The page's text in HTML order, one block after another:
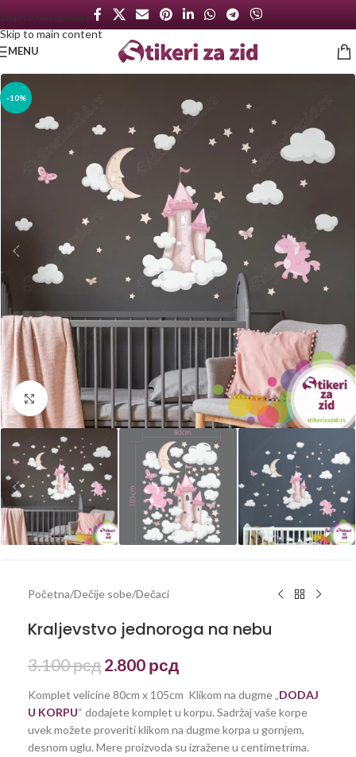
Skip to navigation
Skip to main content
MENU
-10%
Kliknite za uvećanje
Početna/Dečije sobe/Dečaci
Kraljevstvo jednoroga na nebu
3.100рсд 2.800 рсд
Komplet velicine 80cm x 105cm Klikom na dugme „DODAJ
U KORPU“ dodajete komplet u korpu. Sadržaj vaše korpe
uvek možete proveriti klikom na dugme korpa u gornjem,
desnom uglu. Mere proizvoda su izražene u centimetrima.